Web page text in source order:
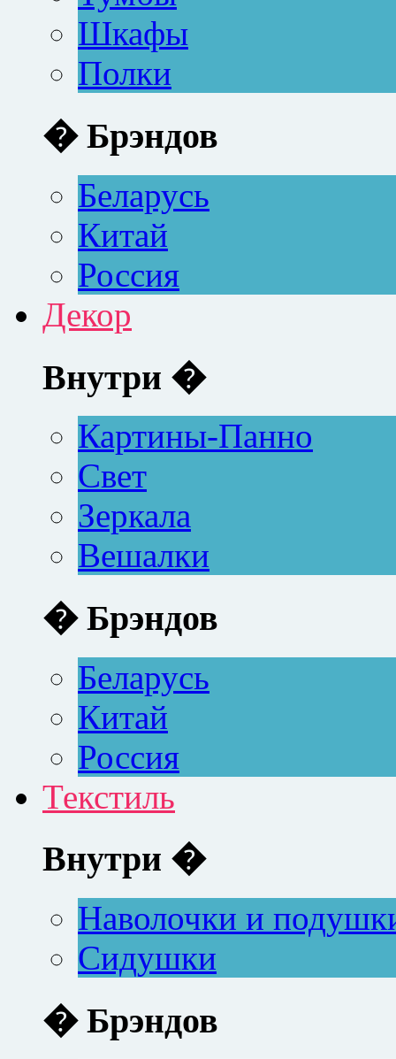
Шкафы
Полки
� Брэндов
Беларусь
Китай
Россия
Декор
Внутри �
Картины-Панно
Свет
Зеркала
Вешалки
� Брэндов
Беларусь
Китай
Россия
Текстиль
Внутри �
Наволочки и
Сидушки
� Брэндов